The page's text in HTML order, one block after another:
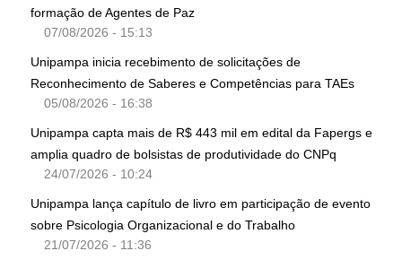
formação de Agentes de Paz
07/08/2026 - 15:13
Unipampa inicia recebimento de solicitações de
Reconhecimento de Saberes e Competências para TAEs
05/08/2026 - 16:38
Unipampa capta mais de R$ 443 mil em edital da Fapergs e
amplia quadro de bolsistas de produtividade do CNPq
24/07/2026 - 10:24
Unipampa lança capítulo de livro em participação de evento
sobre Psicologia Organizacional e do Trabalho
21/07/2026 - 11:36